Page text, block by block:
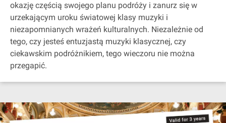
okazję częścią swojego planu podróży i zanurz się w
urzekającym uroku światowej klasy muzyki i
niezapomnianych wrażeń kulturalnych. Niezależnie od
tego, czy jesteś entuzjastą muzyki klasycznej, czy
ciekawskim podróżnikiem, tego wieczoru nie można
przegapić.